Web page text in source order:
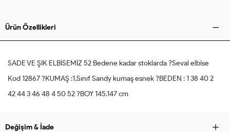
Ürün Özellikleri
SADE VE ŞIK ELBİSEMİZ 52 Bedene kadar stoklarda ?Seval elbise
Kod 12867 ?KUMAŞ :1.Sınıf Sandy kumaş esnek ?BEDEN : 1 38 40 2
42 44 3 46 48 4 50 52 ?BOY 145.147 cm
Değişim & İade